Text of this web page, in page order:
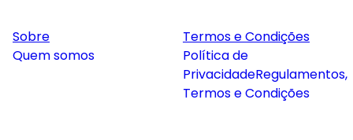
Sobre
Quem somos
Termos e Condições
Política de
PrivacidadeRegulamentos,
Termos e Condições